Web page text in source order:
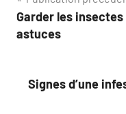
de
Garder les
astuces
Signes d’une